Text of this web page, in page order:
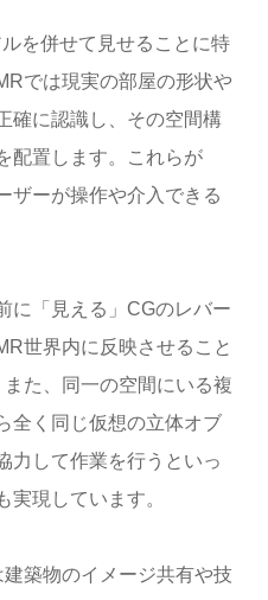
を併せて見せることに特
では現実の部屋の形状や
確に認識し、その空間構
配置します。これらが
ザーが操作や介入できる
に「見える」CGのレバー
世界内に反映させること
た、同一の空間にいる複
全く同じ仮想の立体オブ
力して作業を行うといっ
実現しています。
築物のイメージ共有や技